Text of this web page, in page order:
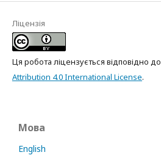
Ліцензія
Ця робота ліцензується відповідно до
Attribution 4.0 International License.
Мова
English